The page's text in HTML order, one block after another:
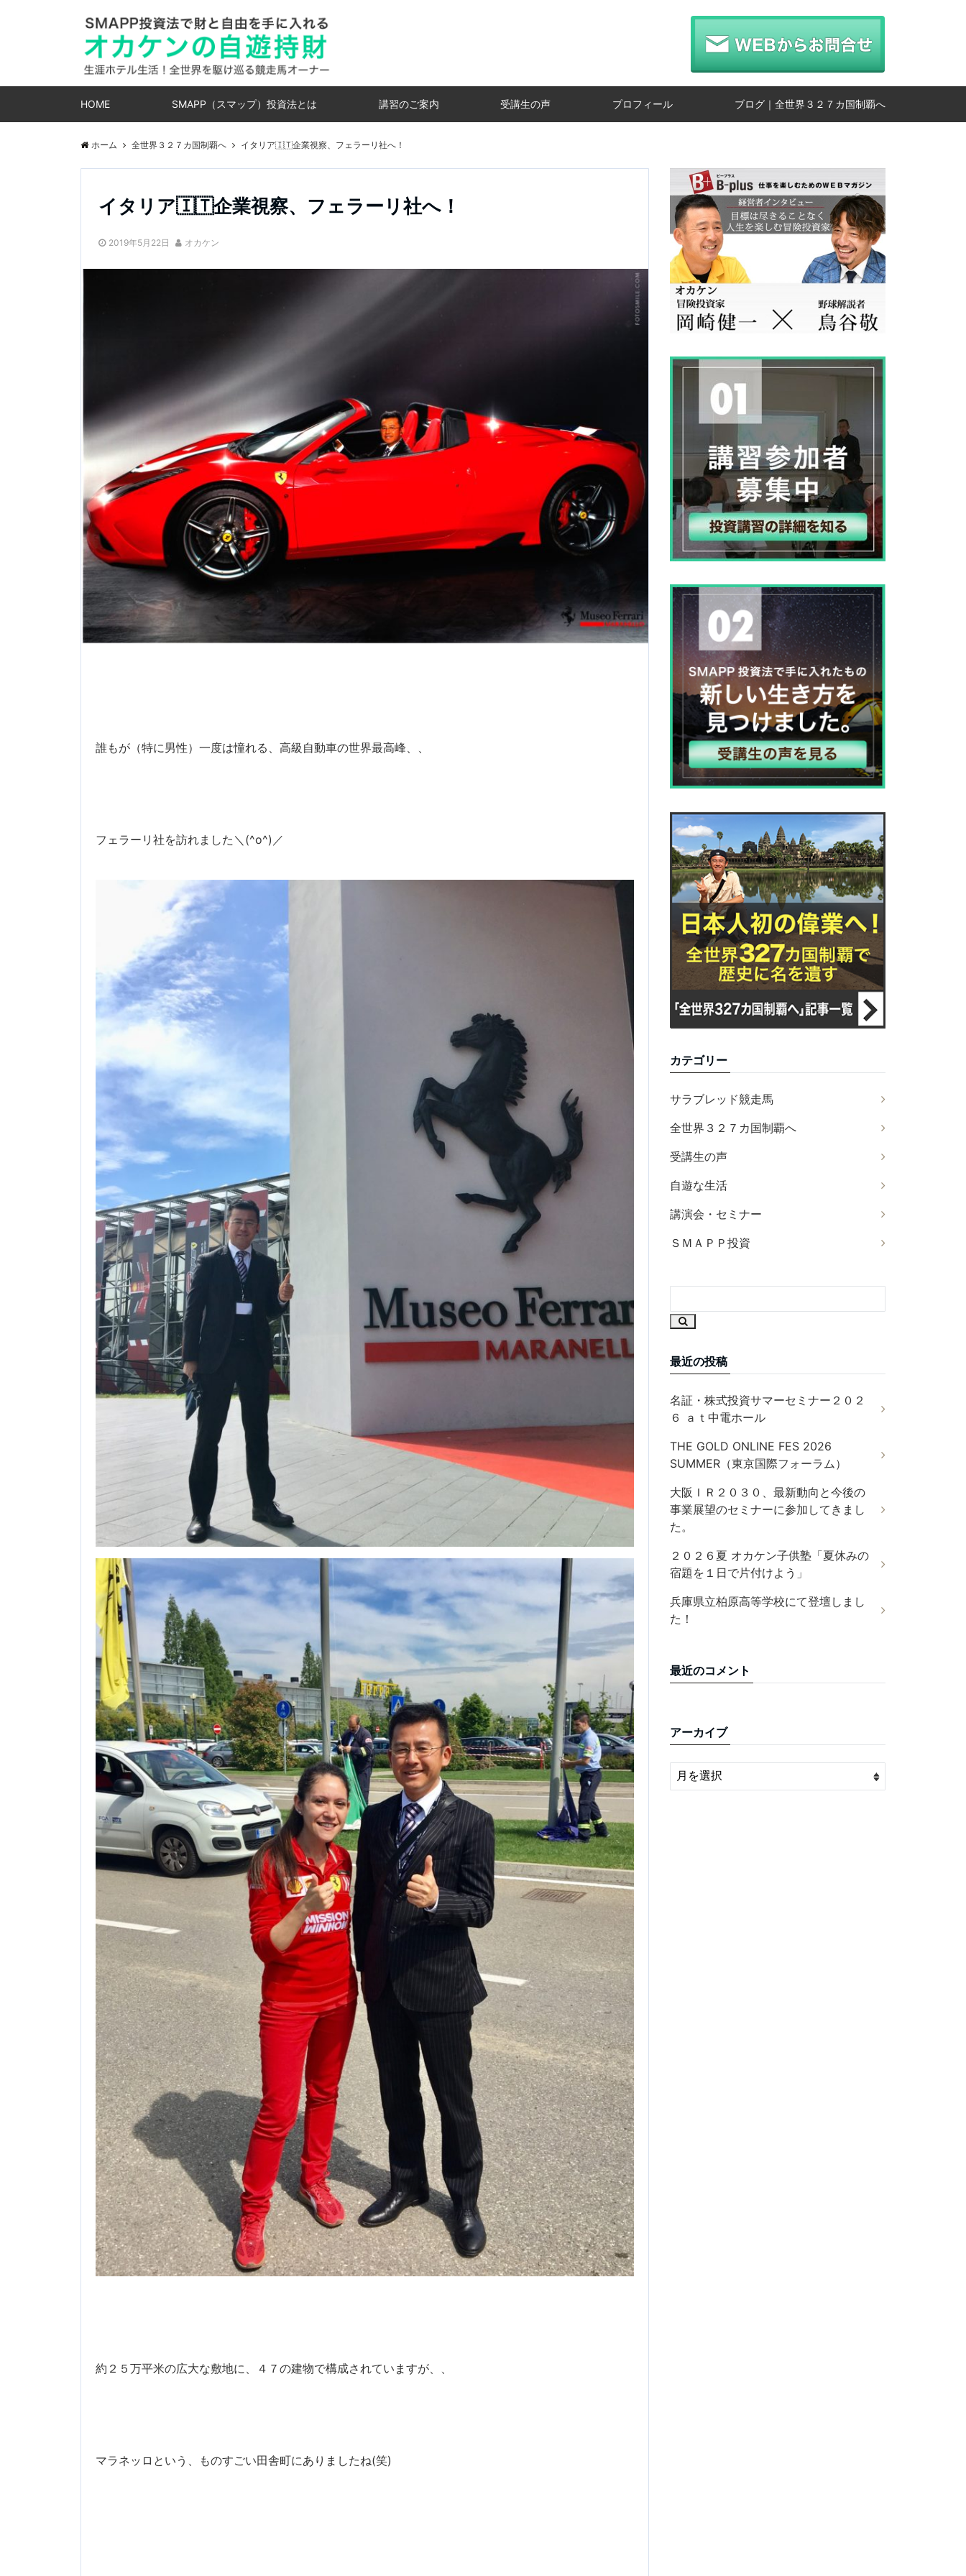
HOME SMAPP（スマップ）投資法とは 講習のご案内 受講生の声 プロフィール ブログ｜全世界３２７カ国制覇へ
ホーム 全世界３２７カ国制覇へ イタリア🇮🇹企業視察、フェラーリ社へ！
イタリア🇮🇹企業視察、フェラーリ社へ！
2019年5月22日 オカケン
誰もが（特に男性）一度は憧れる、高級自動車の世界最高峰、、
フェラーリ社を訪れました＼(^o^)／
約２５万平米の広大な敷地に、４７の建物で構成されていますが、、
マラネッロという、ものすごい田舎町にありましたね(笑)
カテゴリー
サラブレッド競走馬
全世界３２７カ国制覇へ
受講生の声
自遊な生活
講演会・セミナー
ＳＭＡＰＰ投資
最近の投稿
名証・株式投資サマーセミナー２０２
６ ａｔ中電ホール
THE GOLD ONLINE FES 2026
SUMMER（東京国際フォーラム）
大阪ＩＲ２０３０、最新動向と今後の
事業展望のセミナーに参加してきまし
た。
２０２６夏 オカケン子供塾「夏休みの
宿題を１日で片付けよう」
兵庫県立柏原高等学校にて登壇しまし
た！
最近のコメント
アーカイブ